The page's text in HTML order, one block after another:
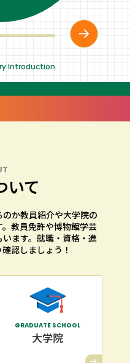
Introduction
いて
か教員紹介や大学院の
教員免許や博物館学芸
ます。 就職・資格・進
認しましょう！
GRADUATE SCHOOL
大学院